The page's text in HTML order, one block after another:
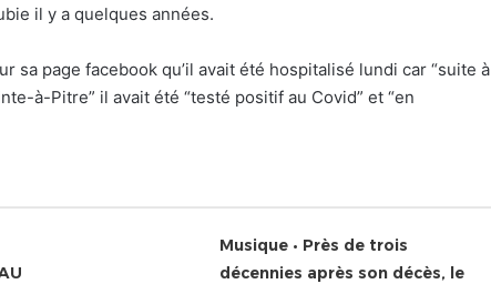
il y a quelques années.
sa page facebook qu’il avait été hospitalisé lundi car “suite à
à-Pitre” il avait été “testé positif au Covid” et “en
Musique • Près de trois
décennies après son décès, le